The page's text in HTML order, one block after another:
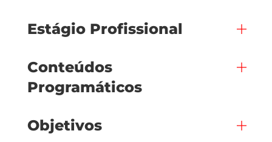
Estágio Profissional
Conteúdos
Programáticos
Objetivos